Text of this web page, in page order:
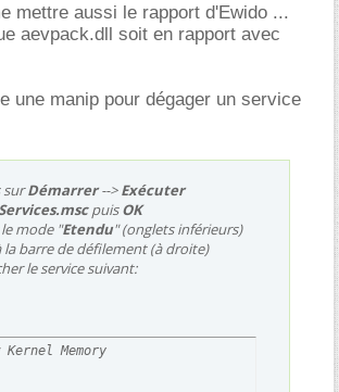
mettre aussi le rapport d'Ewido ...
aevpack.dll soit en rapport avec
une manip pour dégager un service
surDémarrer-->Exécuter
Services.mscpuisOK
mode "Etendu" (onglets inférieurs)
la barre de défilement (à droite)
le service suivant:
Kernel Memory